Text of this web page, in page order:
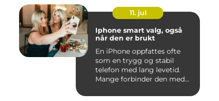
11. jul
Iphone smart valg, også
når den er brukt
En iPhone oppfattes ofte
som en trygg og stabil
telefon med lang levetid.
Mange forbinder den med